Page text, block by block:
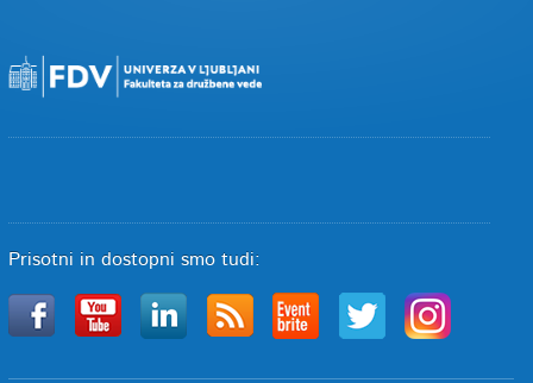
Prisotni in dostopni smo tudi: